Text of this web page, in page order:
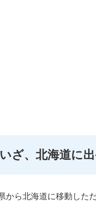
ざ、北海道に
から北海道に移動した